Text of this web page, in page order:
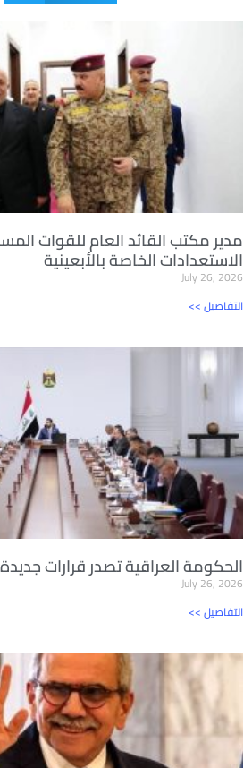
مدير مكتب القائد العام للقوات
الاستعدادات الخاصة بالأبعينية
July 26, 2026
<< التفاصيل
الحكومة العراقية تصدر قرارات جديدة
July 26, 2026
<< التفاصيل